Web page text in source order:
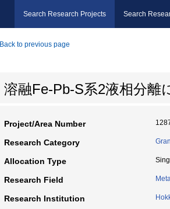
Search Research Projects Search
Back to previous page
溶融Fe-Pb-S系2液相分離
Project/Area Number
Research Category
Allocation Type
Research Field
Research Institution